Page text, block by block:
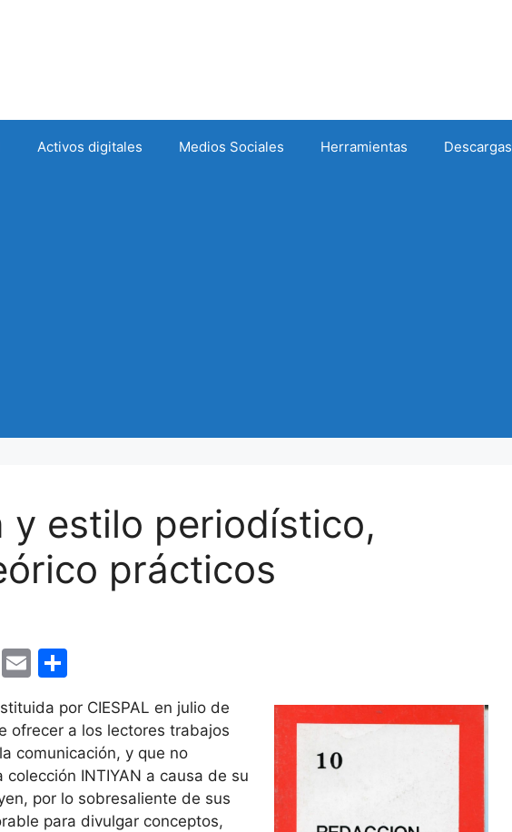
Activos digitales Medios Sociales Herramientas Descargas
y estilo periodístico,
prácticos
X
E
m
ai
l
m
p
ar
tir
por CIESPAL en julio de
ofrecer a los lectores trabajos
comunicación, y que no
INTIYAN a causa de su
por lo sobresaliente de sus
para divulgar conceptos,